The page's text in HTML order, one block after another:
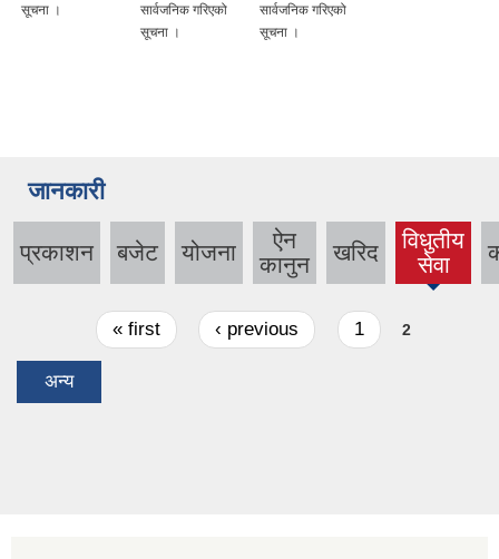
सूचना ।
सार्वजनिक गरिएको
सूचना ।
सार्वजनिक गरिएको
सूचना ।
जानकारी
प्रकाशन बजेट योजना
ऐन
कानुन
खरिद
विधुतीय
सेवा
(active
tab)
Pages « first ‹ previous 1 2
अन्य